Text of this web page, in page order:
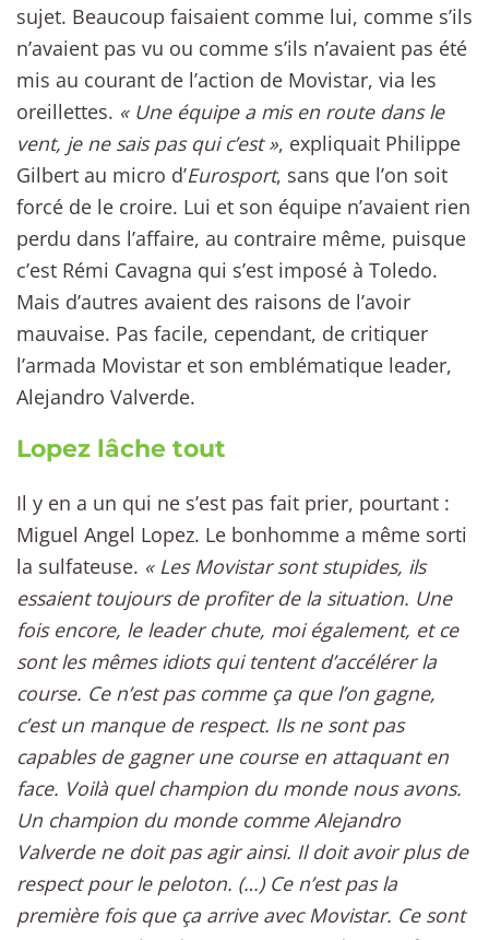
sujet. Beaucoup faisaient comme lui, comme s’ils
n’avaient pas vu ou comme s’ils n’avaient pas été
mis au courant de l’action de Movistar, via les
oreillettes. « Une équipe a mis en route dans le
vent, je ne sais pas qui c’est », expliquait Philippe
Gilbert au micro d’Eurosport, sans que l’on soit
forcé de le croire. Lui et son équipe n’avaient rien
perdu dans l’affaire, au contraire même, puisque
c’est Rémi Cavagna qui s’est imposé à Toledo.
Mais d’autres avaient des raisons de l’avoir
mauvaise. Pas facile, cependant, de critiquer
l’armada Movistar et son emblématique leader,
Alejandro Valverde.
Lopez lâche tout
Il y en a un qui ne s’est pas fait prier, pourtant :
Miguel Angel Lopez. Le bonhomme a même sorti
la sulfateuse. « Les Movistar sont stupides, ils
essaient toujours de profiter de la situation. Une
fois encore, le leader chute, moi également, et ce
sont les mêmes idiots qui tentent d’accélérer la
course. Ce n’est pas comme ça que l’on gagne,
c’est un manque de respect. Ils ne sont pas
capables de gagner une course en attaquant en
face. Voilà quel champion du monde nous avons.
Un champion du monde comme Alejandro
Valverde ne doit pas agir ainsi. Il doit avoir plus de
respect pour le peloton. (…) Ce n’est pas la
première fois que ça arrive avec Movistar. Ce sont